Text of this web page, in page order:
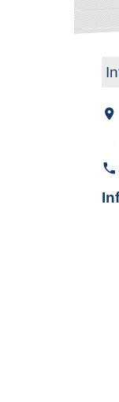
location_on
phone